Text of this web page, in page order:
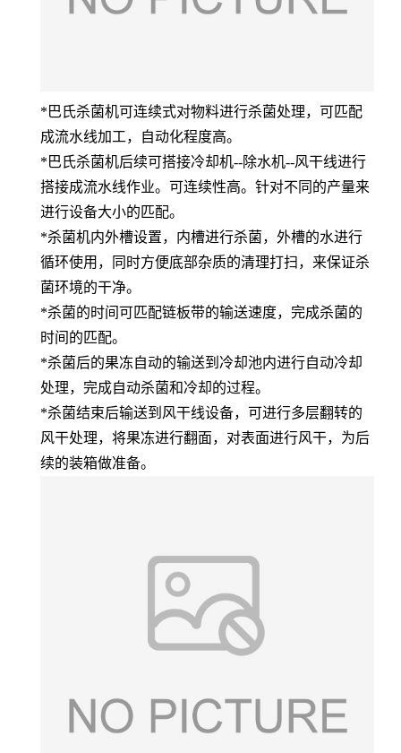
*巴氏杀菌机可连续式对物料进行杀菌处理，可匹配
成流水线加工，自动化程度高。
*巴氏杀菌机后续可搭接冷却机--除水机--风干线进行
搭接成流水线作业。可连续性高。针对不同的产量来
进行设备大小的匹配。
*杀菌机内外槽设置，内槽进行杀菌，外槽的水进行
循环使用，同时方便底部杂质的清理打扫，来保证杀
菌环境的干净。
*杀菌的时间可匹配链板带的输送速度，完成杀菌的
时间的匹配。
*杀菌后的果冻自动的输送到冷却池内进行自动冷却
处理，完成自动杀菌和冷却的过程。
*杀菌结束后输送到风干线设备，可进行多层翻转的
风干处理，将果冻进行翻面，对表面进行风干，为后
续的装箱做准备。